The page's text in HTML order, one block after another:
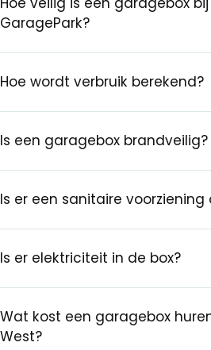
GaragePark?
Hoe wordt verbruik berekend?
Is een garagebox brandveilig?
Is er een sanitaire voorziening
Is er elektriciteit in de box?
Wat kost een garagebox
West?